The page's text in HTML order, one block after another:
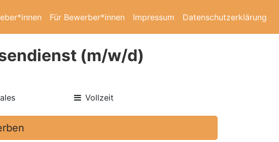
Für Bewerber*innen Impressum Datenschutzerklärung
(m/w/d)
Vollzeit